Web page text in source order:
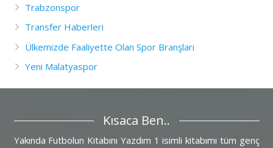
Trabzonspor
Transfer Haberleri
Ülkemizde Faaliyette Olan Spor Branşları
Yeni Malatyaspor
Kısaca Ben..
Yakında Futbolun Kitabını Yazdım 1 isimli kitabımı tüm genç